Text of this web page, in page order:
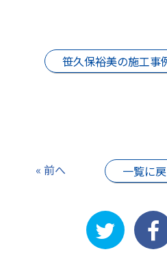
笹久保裕美の施工事
« 前へ 一覧に